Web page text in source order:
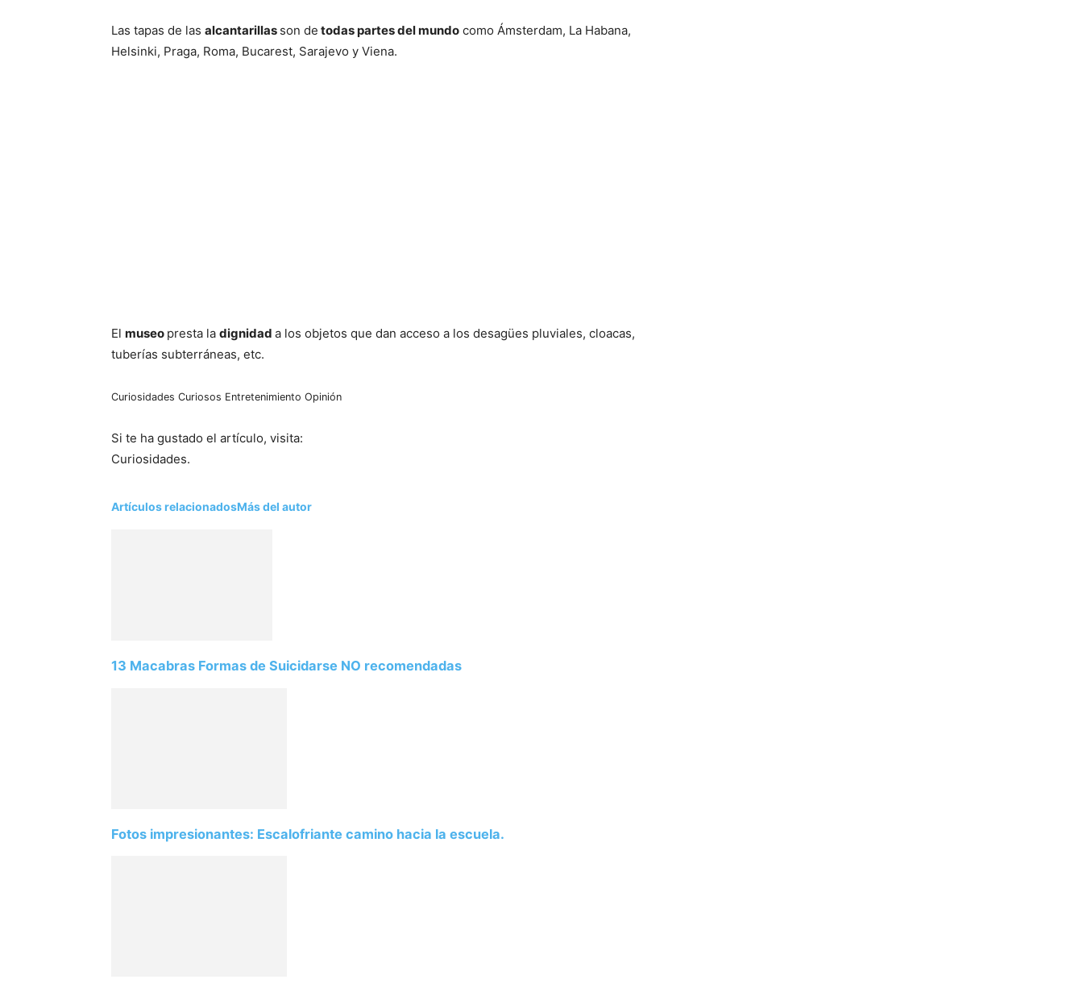
Las tapas de las alcantarillas son de todas partes del mundo como Ámsterdam, La Habana,
Helsinki, Praga, Roma, Bucarest, Sarajevo y Viena.
El museo presta la dignidad a los objetos que dan acceso a los desagües pluviales, cloacas,
tuberías subterráneas, etc.
Curiosidades Curiosos Entretenimiento Opinión
Si te ha gustado el artículo, visita:
Curiosidades.
Artículos relacionadosMás del autor
13 Macabras Formas de Suicidarse NO recomendadas
Fotos impresionantes: Escalofriante camino hacia la escuela.